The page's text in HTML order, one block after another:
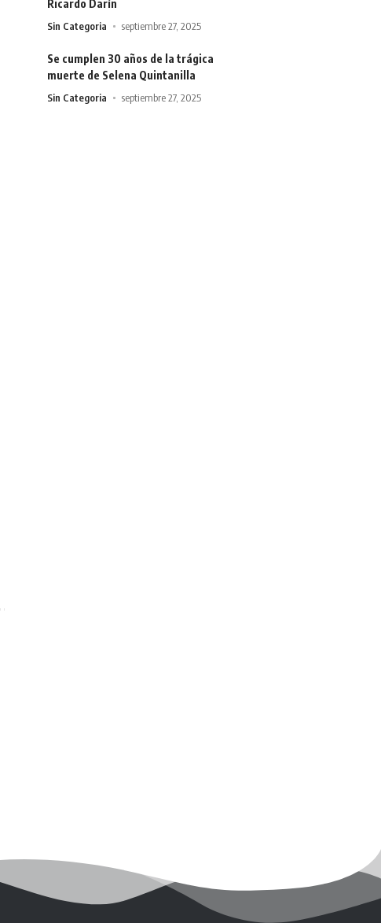
Ricardo Darín
Sin Categoria septiembre 27, 2025
Se cumplen 30 años de la trágica
muerte de Selena Quintanilla
Sin Categoria septiembre 27, 2025